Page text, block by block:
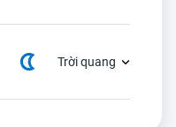
Trời quang